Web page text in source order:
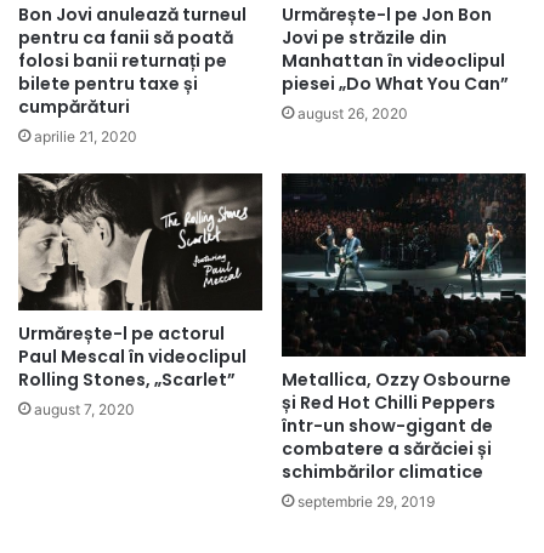
Bon Jovi anulează turneul
pentru ca fanii să poată
folosi banii returnați pe
bilete pentru taxe și
cumpărături
aprilie 21, 2020
Urmărește-l pe Jon Bon
Jovi pe străzile din
Manhattan în videoclipul
piesei „Do What You Can”
august 26, 2020
Urmărește-l pe actorul
Paul Mescal în videoclipul
Rolling Stones, „Scarlet”
august 7, 2020
Metallica, Ozzy Osbourne
și Red Hot Chilli Peppers
într-un show-gigant de
combatere a sărăciei și
schimbărilor climatice
septembrie 29, 2019